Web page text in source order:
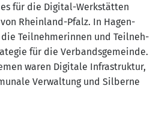
es für die Digi­tal-Werk­stät­ten
Rhein­land-Pfalz. In Hagen­
Teil­neh­me­rin­nen und Teil­neh­
für die Ver­bands­ge­mein­de.
waren Digi­ta­le Infra­struk­tur,
Ver­wal­tung und Sil­ber­ne